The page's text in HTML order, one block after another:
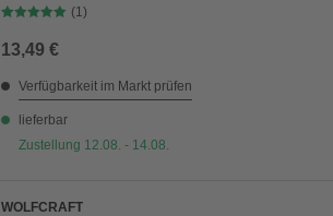
(1)
13,49 €
Verfügbarkeit im Markt prüfen
lieferbar
Zustellung 12.08. - 14.08.
WOLFCRAFT